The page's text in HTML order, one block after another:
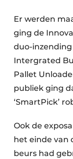
Er werden
ging de
duo-
Intergrated
Pallet
publiek ging
‘SmartPick’
Ook de
het einde van
beurs had